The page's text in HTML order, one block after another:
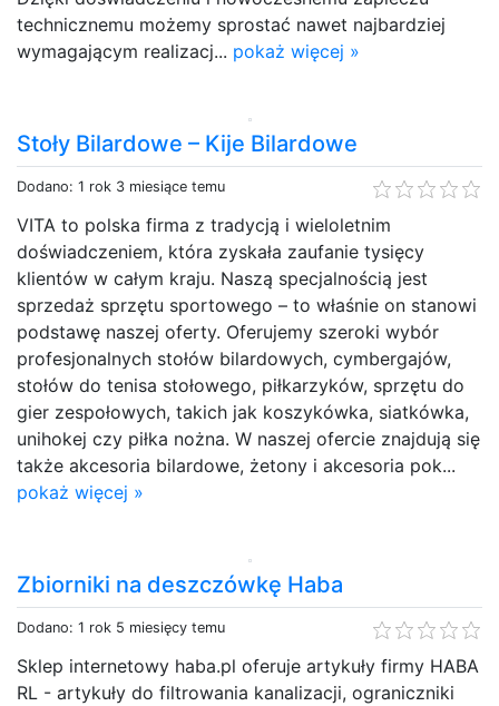
technicznemu możemy sprostać nawet najbardziej
wymagającym realizacj... pokaż więcej »
Stoły Bilardowe – Kije Bilardowe
Dodano: 1 rok 3 miesiące temu
VITA to polska firma z tradycją i wieloletnim
doświadczeniem, która zyskała zaufanie tysięcy
klientów w całym kraju. Naszą specjalnością jest
sprzedaż sprzętu sportowego – to właśnie on stanowi
podstawę naszej oferty. Oferujemy szeroki wybór
profesjonalnych stołów bilardowych, cymbergajów,
stołów do tenisa stołowego, piłkarzyków, sprzętu do
gier zespołowych, takich jak koszykówka, siatkówka,
unihokej czy piłka nożna. W naszej ofercie znajdują się
także akcesoria bilardowe, żetony i akcesoria pok...
pokaż więcej »
Zbiorniki na deszczówkę Haba
Dodano: 1 rok 5 miesięcy temu
Sklep internetowy haba.pl oferuje artykuły firmy HABA
RL - artykuły do filtrowania kanalizacji, ograniczniki